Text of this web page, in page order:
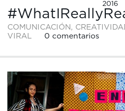
2016
COMUNICACIÓN ,
VIRAL
0 comentarios